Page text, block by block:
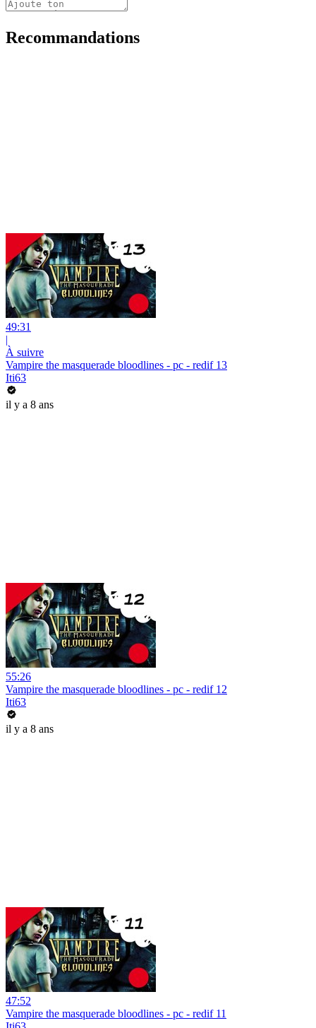
Recommandations
49:31
|
À suivre
Vampire the masquerade bloodlines - pc - redif 13
Iti63
il y a 8 ans
55:26
Vampire the masquerade bloodlines - pc - redif 12
Iti63
il y a 8 ans
47:52
Vampire the masquerade bloodlines - pc - redif 11